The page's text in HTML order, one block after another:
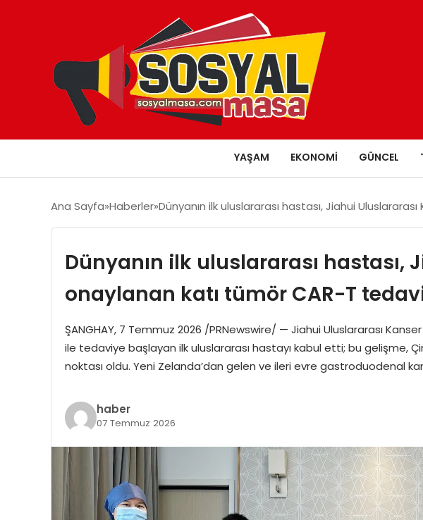
YAŞAM EKONOMI GÜNCEL
Ana Sayfa Haberler Dünyanın ilk uluslararası hastası, Jiahui
Dünyanın ilk uluslararası hastası,
onaylanan katı tümör CAR-T
ŞANGHAY, 7 Temmuz 2026 /PRNewswire/ — Jiahui Uluslararası
ile tedaviye başlayan ilk uluslararası hastayı kabul etti; bu gelişme,
noktası oldu. Yeni Zelanda’dan gelen ve ileri evre gastroduodenal
haber
07 Temmuz 2026